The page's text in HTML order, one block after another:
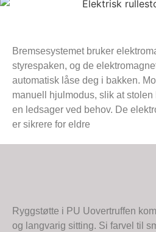
Bremsesystemet bruker
styrespaken, og de
automatisk låse deg i bakken.
manuell hjulmodus, slik at
en ledsager ved behov. De
er sikrere for eldre
Ryggstøtte i PU Uovertruffen
og langvarig sitting. Si farvel til